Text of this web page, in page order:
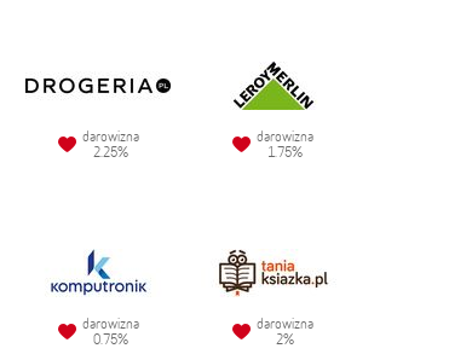
darowizna
2.25%
darowizna
1.75%
darowizna
0.75%
darowizna
2%